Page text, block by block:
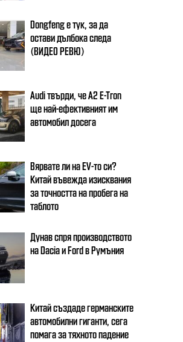
Dongfeng e тук, за да
остави дълбока следа
(ВИДЕО РЕВЮ)
Audi твърди, че A2 E-Tron
ще най-ефективният им
автомобил досега
Вярвате ли на EV-то си?
Китай въвежда изисквания
за точността на пробега на
таблото
Дунав спря производството
на Dacia и Ford в Румъния
Китай създаде германските
автомобилни гиганти, сега
помага за тяхното падение